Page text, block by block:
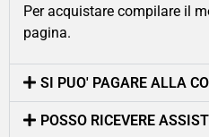
Per acquistare compilare il
pagina.
SI PUO' PAGARE ALLA
POSSO RICEVERE